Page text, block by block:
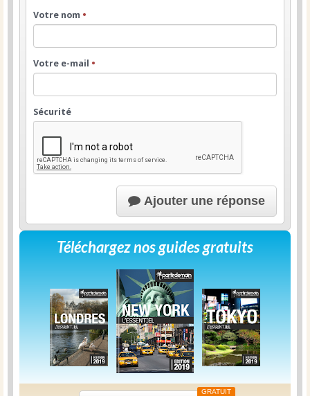
Votre nom •
Votre e-mail •
Sécurité
Ajouter une réponse
Téléchargez nos guides gratuits
GRATUIT